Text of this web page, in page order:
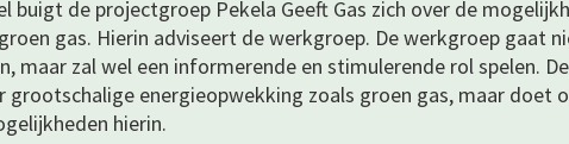
buigt de projectgroep Pekela Geeft Gas zich over de
gas. Hierin adviseert de werkgroep. De werkgroep gaat
maar zal wel een informerende en stimulerende rol spelen.
grootschalige energieopwekking zoals groen gas, maar doet
hierin.